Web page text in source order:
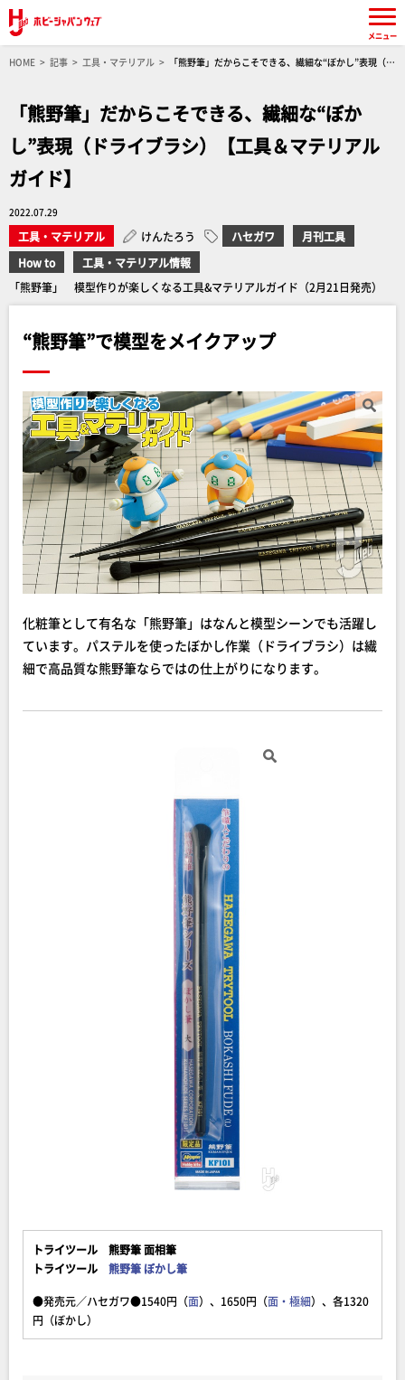
HOME 記事 工具・マテリアル
「熊野筆」だからこそできる、繊細な“ぼかし”表現（ド
「熊野筆」だからこそできる、繊細な“ぼか
し”表現（ドライブラシ）【工具＆マテリアル
ガイド】
2022.07.29
工具・マテリアル けんたろう ハセガワ
月刊工具
How to
工具・マテリアル情報
「熊野筆」 模型作りが楽しくなる工具&マテリアルガイド（2月21日発売）
“熊野筆”で模型をメイクアップ
化粧筆として有名な「熊野筆」はなんと模型シーンでも活躍し
ています。パステルを使ったぼかし作業（ドライブラシ）は繊
細で高品質な熊野筆ならではの仕上がりになります。
トライツール 熊野筆 面相筆
トライツール 熊野筆 ぼかし筆
●発売元／ハセガワ●1540円（面）、1650円（面・極細）、各1320
円（ぼかし）
メニュー